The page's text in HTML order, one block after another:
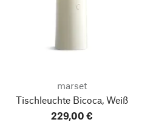
marset
Tischleuchte Bicoca, Weiß
229,00 €